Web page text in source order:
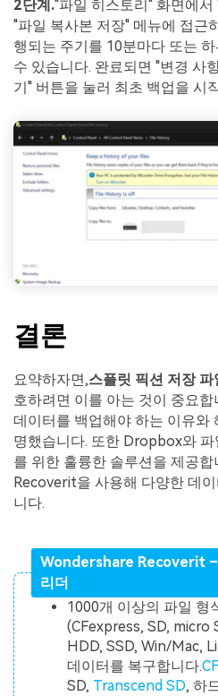
2단계."파일 히스토리" 화면에
"파일 복사본 저장" 메뉴에 접근
행되는 주기를 10분마다 또는
수 있습니다. 완료되면 "변경 사
기" 버튼을 눌러 최초 백업을 시
결론
요약하자면,스플릿 픽션 저장 파
호하려면 이를 아는 것이 중요
데이터를 백업해야 하는 이유와
명했습니다. 또한 Dropbox와
를 위한 훌륭한 솔루션을 제공
Recoverit을 사용해 다양한 데
니다.
Wondershare Recoverit –
리더
1000개 이상의 파일 형
(CFexpress, SD, micro
HDD, SSD, Win/Mac,
데이터를 복구합니다.
SD, Transcend SD, 하